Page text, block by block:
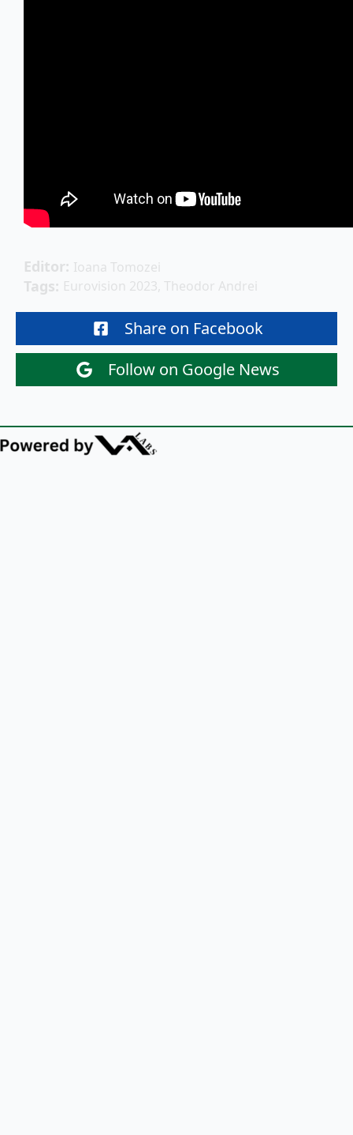
Editor: Ioana Tomozei
Tags: Eurovision 2023 Theodor Andrei
Share on Facebook
Follow on Google News